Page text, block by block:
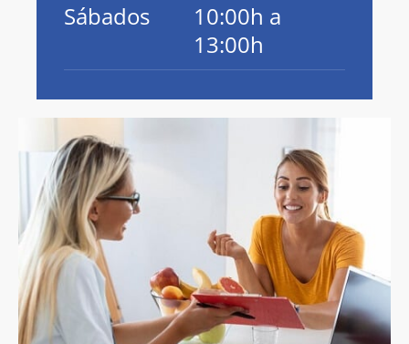
Sábados
10:00h a
13:00h